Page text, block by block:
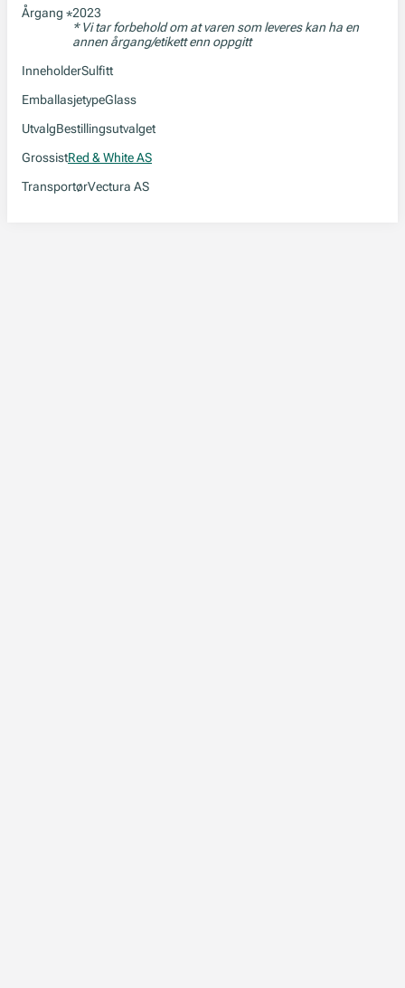
Årgang *2023
* Vi tar forbehold om at varen som leveres kan ha en
annen årgang/etikett enn oppgitt
InneholderSulfitt
EmballasjetypeGlass
UtvalgBestillingsutvalget
GrossistRed & White AS
TransportørVectura AS